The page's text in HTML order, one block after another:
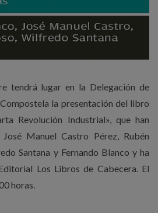
tendrá lugar en la Delegación de
la presentación del libro
Revolución Industrial», que han
Manuel Castro Pérez, Rubén
Santana y Fernando Blanco y ha
Los Libros de Cabecera. El
horas.